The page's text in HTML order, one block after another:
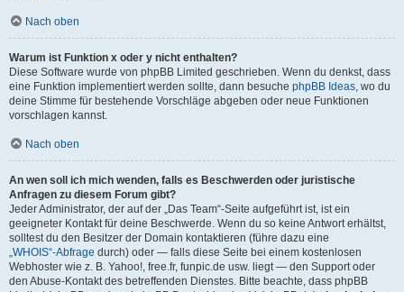
Nach oben
Warum ist Funktion x oder y nicht enthalten?
Diese Software wurde von phpBB Limited geschrieben. Wenn du denkst, dass
eine Funktion implementiert werden sollte, dann besuche phpBB Ideas, wo du
deine Stimme für bestehende Vorschläge abgeben oder neue Funktionen
vorschlagen kannst.
Nach oben
An wen soll ich mich wenden, falls es Beschwerden oder juristische
Anfragen zu diesem Forum gibt?
Jeder Administrator, der auf der „Das Team“-Seite aufgeführt ist, ist ein
geeigneter Kontakt für deine Beschwerde. Wenn du so keine Antwort erhältst,
solltest du den Besitzer der Domain kontaktieren (führe dazu eine
„WHOIS“-Abfrage durch) oder — falls diese Seite bei einem kostenlosen
Webhoster wie z. B. Yahoo!, free.fr, funpic.de usw. liegt — den Support oder
den Abuse-Kontakt des betreffenden Dienstes. Bitte beachte, dass phpBB